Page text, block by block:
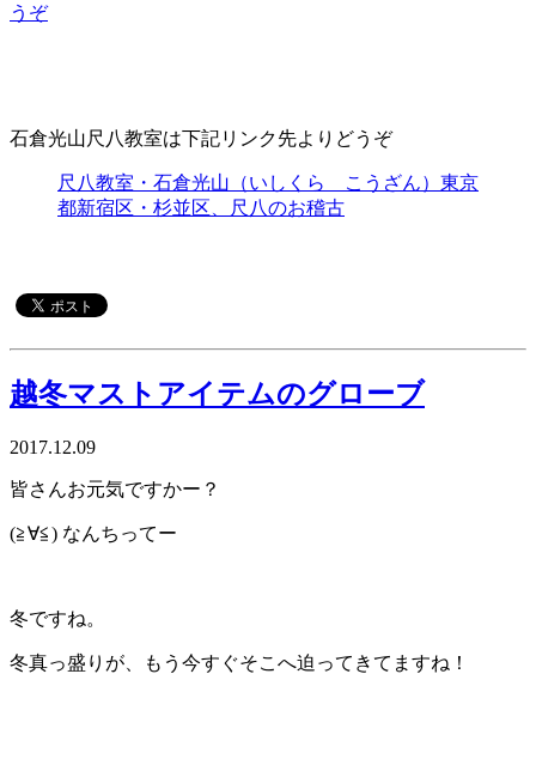
うぞ
石倉光山尺八教室は下記リンク先よりどうぞ
尺八教室・石倉光山（いしくら こうざん）東京
都新宿区・杉並区、尺八のお稽古
越冬マストアイテムのグローブ
2017.12.09
皆さんお元気ですかー？
(≧∀≦) なんちってー
冬ですね。
冬真っ盛りが、もう今すぐそこへ迫ってきてますね！